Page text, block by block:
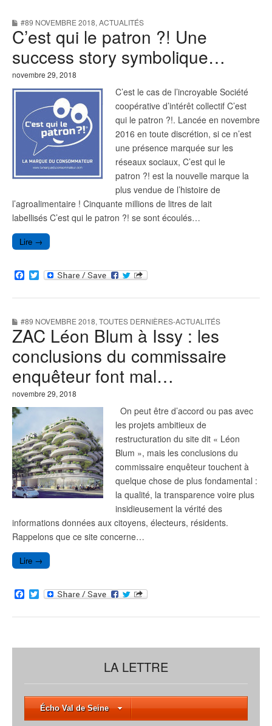
o
o
k
e
r
#89 NOVEMBRE 2018, ACTUALITÉS
C’est qui le patron ?! Une
success story symbolique…
novembre 29, 2018
C’est le cas de l’incroyable Société
coopérative d’intérêt collectif C’est
qui le patron ?!. Lancée en novembre
2016 en toute discrétion, si ce n’est
une présence marquée sur les
réseaux sociaux, C’est qui le
patron ?! est la nouvelle marque la
plus vendue de l’histoire de
l’agroalimentaire ! Cinquante millions de litres de lait
labellisés C’est qui le patron ?! se sont écoulés…
Lire →
F
a
c
o
o
k
T
w
i
e
r
#89 NOVEMBRE 2018, TOUTES DERNIÈRES-ACTUALITÉS
ZAC Léon Blum à Issy : les
conclusions du commissaire
enquêteur font mal…
novembre 29, 2018
On peut être d’accord ou pas avec
les projets ambitieux de
restructuration du site dit « Léon
Blum », mais les conclusions du
commissaire enquêteur touchent à
quelque chose de plus fondamental :
la qualité, la transparence voire plus
insidieusement la vérité des
informations données aux citoyens, électeurs, résidents.
Rappelons que ce site concerne…
Lire →
F
a
c
o
T
w
i
r
LA LETTRE
Écho Val de Seine